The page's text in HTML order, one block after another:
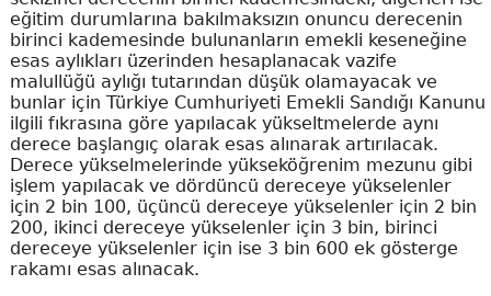
eğitim durumlarına bakılmaksızın onuncu derecenin
birinci kademesinde bulunanların emekli keseneğine
esas aylıkları üzerinden hesaplanacak vazife
malullüğü aylığı tutarından düşük olamayacak ve
bunlar için Türkiye Cumhuriyeti Emekli Sandığı Kanunu
ilgili fıkrasına göre yapılacak yükseltmelerde aynı
derece başlangıç olarak esas alınarak artırılacak.
Derece yükselmelerinde yükseköğrenim mezunu gibi
işlem yapılacak ve dördüncü dereceye yükselenler
için 2 bin 100, üçüncü dereceye yükselenler için 2 bin
200, ikinci dereceye yükselenler için 3 bin, birinci
dereceye yükselenler için ise 3 bin 600 ek gösterge
rakamı esas alınacak.